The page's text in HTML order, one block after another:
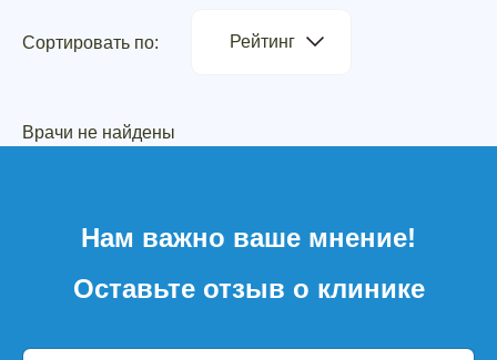
Сортировать по: Рейтинг
Врачи не найдены
Нам важно ваше мнение!
Оставьте отзыв о клинике